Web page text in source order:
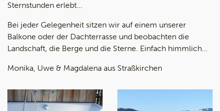
Sternstunden erlebt...
Bei jeder Gelegenheit sitzen wir auf einem unserer
Balkone oder der Dachterrasse und beobachten die
Landschaft, die Berge und die Sterne. Einfach himmlich...
Monika, Uwe & Magdalena aus Straßkirchen